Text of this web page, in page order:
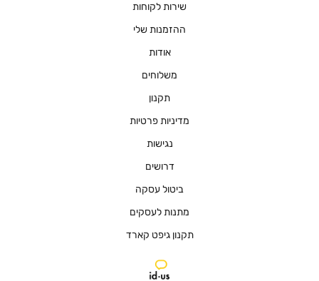
שירות לקוחות
ההזמנות שלי
אודות
משלוחים
תקנון
מדיניות פרטיות
נגישות
דרושים
ביטול עסקה
מתנות לעסקים
תקנון גיפט קארד